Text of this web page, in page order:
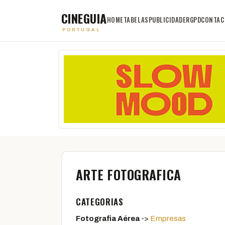
CINEGUIA
PORTUGAL
HOMETABELASPUBLICIDADERGPD
ARTE FOTOGRAFICA
CATEGORIAS
Fotografia Aérea -> Empresas